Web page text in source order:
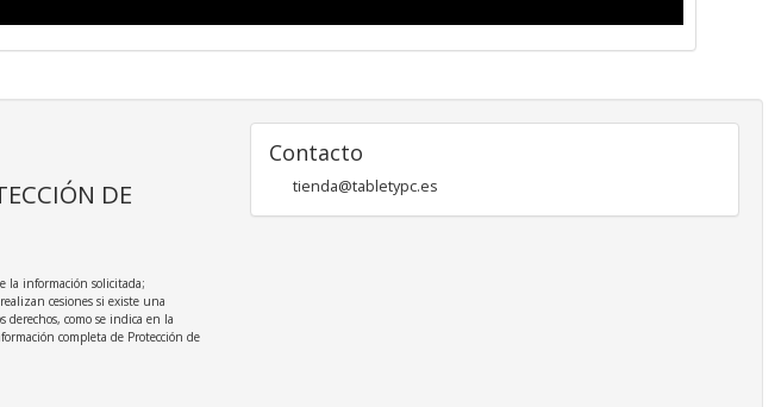
DE
la información solicitada;
cesiones si existe una
derechos, como se indica en la
completa de Protección de
Contacto
tienda@tabletypc.es